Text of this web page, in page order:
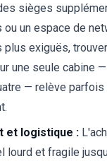
sièges
ou un espace de
exiguës,
une seule cabine
— relève parfois
et logistique :
lourd et fragile